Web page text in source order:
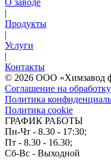
|
Продукты
|
Услуги
|
Контакты
© 2026 ООО «Химзавод
Соглашение на
Политика
Политика cookie
ГРАФИК РАБОТЫ
Пн-Чт - 8.30 - 17:30;
Пт - 8.30 - 16.30;
Сб-Вс - Выходной